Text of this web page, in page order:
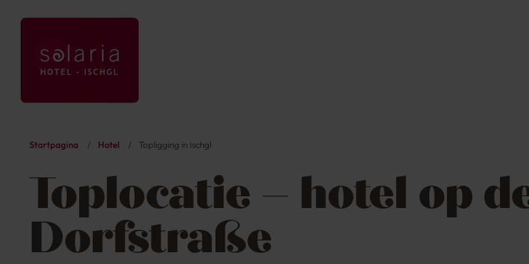
Startpagina / Hotel / Topligging in Ischgl
Toplocatie – hotel op
Dorfstraße